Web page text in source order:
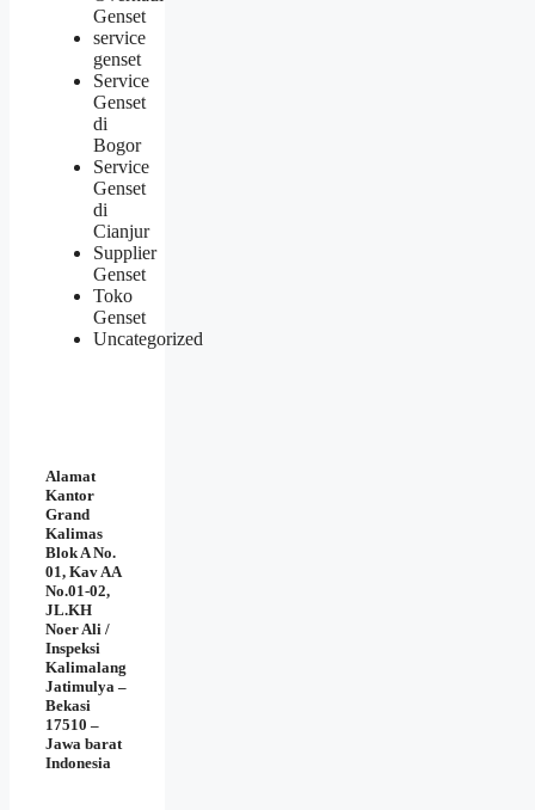
Genset
service
genset
Service
Genset
di
Bogor
Service
Genset
di
Cianjur
Supplier
Genset
Toko
Genset
Uncategorized
Alamat
Kantor
Grand
Kalimas
Blok A No.
01, Kav AA
No.01-02,
JL.KH
Noer Ali /
Inspeksi
Kalimalang
Jatimulya –
Bekasi
17510 –
Jawa barat
Indonesia